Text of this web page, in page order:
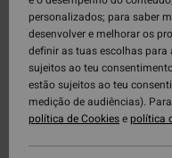
personalizados; para saber
desenvolver e melhorar os
definir as tuas escolhas para
sujeitos ao teu
estão sujeitos ao teu
medição de audiências).
política de Cookiesepolítica